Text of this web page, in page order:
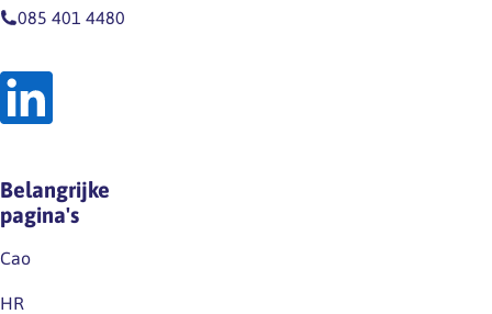
085 401 4480
Belangrijke
pagina's
Cao
HR